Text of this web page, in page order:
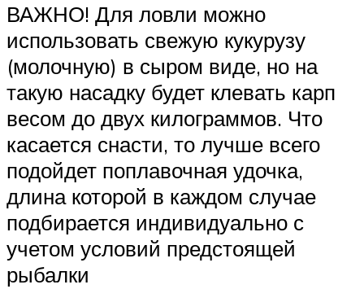
ВАЖНО! Для ловли можно
использовать свежую кукурузу
(молочную) в сыром виде, но на
такую насадку будет клевать карп
весом до двух килограммов. Что
касается снасти, то лучше всего
подойдет поплавочная удочка,
длина которой в каждом случае
подбирается индивидуально с
учетом условий предстоящей
рыбалки